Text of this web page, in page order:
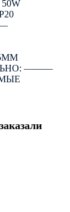
―――